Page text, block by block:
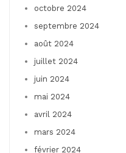
octobre 2024
septembre 2024
août 2024
juillet 2024
juin 2024
mai 2024
avril 2024
mars 2024
février 2024